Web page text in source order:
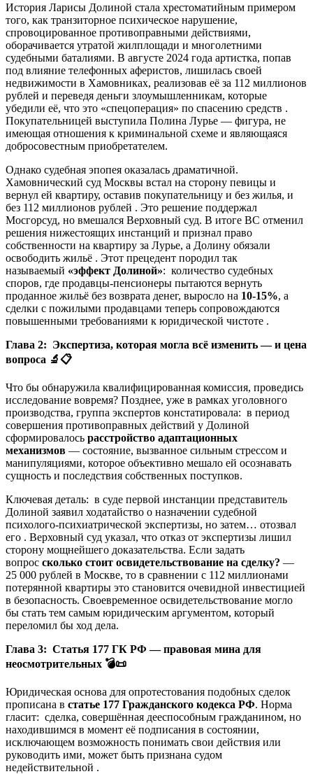
История Ларисы Долиной стала хрестоматийным примером
того, как транзиторное психическое нарушение,
спровоцированное противоправными действиями,
оборачивается утратой жилплощади и многолетними
судебными баталиями. В августе 2024 года артистка, попав
под влияние телефонных аферистов, лишилась своей
недвижимости в Хамовниках, реализовав её за 112 миллионов
рублей и переведя деньги злоумышленникам, которые
убедили её, что это «спецоперация» по спасению средств .
Покупательницей выступила Полина Лурье — фигура, не
имеющая отношения к криминальной схеме и являющаяся
добросовестным приобретателем.
Однако судебная эпопея оказалась драматичной.
Хамовнический суд Москвы встал на сторону певицы и
вернул ей квартиру, оставив покупательницу и без жилья, и
без 112 миллионов рублей . Это решение поддержал
Мосгорсуд, но вмешался Верховный суд. В итоге ВС отменил
решения нижестоящих инстанций и признал право
собственности на квартиру за Лурье, а Долину обязали
освободить жильё . Этот прецедент породил так
называемый «эффект Долиной»: количество судебных
споров, где продавцы-пенсионеры пытаются вернуть
проданное жильё без возврата денег, выросло на 10-15%, а
сделки с пожилыми продавцами теперь сопровождаются
повышенными требованиями к юридической чистоте .
Глава 2: Экспертиза, которая могла всё изменить — и цена
вопроса 🔬📋
Что бы обнаружила квалифицированная комиссия, проведись
исследование вовремя? Позднее, уже в рамках уголовного
производства, группа экспертов констатировала: в период
совершения противоправных действий у Долиной
сформировалось расстройство адаптационных
механизмов — состояние, вызванное сильным стрессом и
манипуляциями, которое объективно мешало ей осознавать
сущность и последствия собственных поступков.
Ключевая деталь: в суде первой инстанции представитель
Долиной заявил ходатайство о назначении судебной
психолого-психиатрической экспертизы, но затем… отозвал
его . Верховный суд указал, что отказ от экспертизы лишил
сторону мощнейшего доказательства. Если задать
вопрос сколько стоит освидетельствование на сделку? —
25 000 рублей в Москве, то в сравнении с 112 миллионами
потерянной квартиры это становится очевидной инвестицией
в безопасность. Своевременное освидетельствование могло
бы стать тем самым юридическим аргументом, который
переломил бы ход дела.
Глава 3: Статья 177 ГК РФ — правовая мина для
неосмотрительных 💣📜
Юридическая основа для опротестования подобных сделок
прописана в статье 177 Гражданского кодекса РФ. Норма
гласит: сделка, совершённая дееспособным гражданином, но
находившимся в момент её подписания в состоянии,
исключающем возможность понимать свои действия или
руководить ими, может быть признана судом
недействительной .